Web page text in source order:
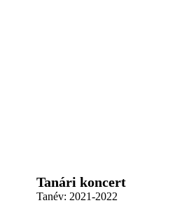
Tanári koncert
Tanév: 2021-2022